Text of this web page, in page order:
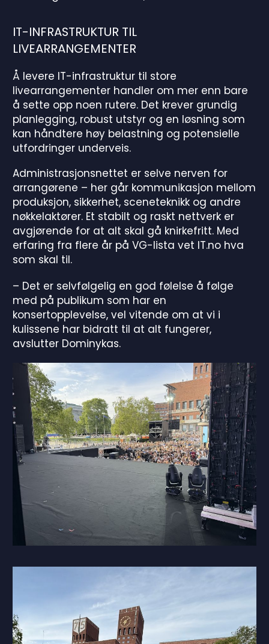
IT-INFRASTRUKTUR TIL
LIVEARRANGEMENTER
Å levere IT-infrastruktur til store
livearrangementer handler om mer enn bare
å sette opp noen rutere. Det krever grundig
planlegging, robust utstyr og en løsning som
kan håndtere høy belastning og potensielle
utfordringer underveis.
Administrasjonsnettet er selve nerven for
arrangørene – her går kommunikasjon mellom
produksjon, sikkerhet, sceneteknikk og andre
nøkkelaktører. Et stabilt og raskt nettverk er
avgjørende for at alt skal gå knirkefritt. Med
erfaring fra flere år på VG-lista vet IT.no hva
som skal til.
– Det er selvfølgelig en god følelse å følge
med på publikum som har en
konsertopplevelse, vel vitende om at vi i
kulissene har bidratt til at alt fungerer,
avslutter Dominykas.